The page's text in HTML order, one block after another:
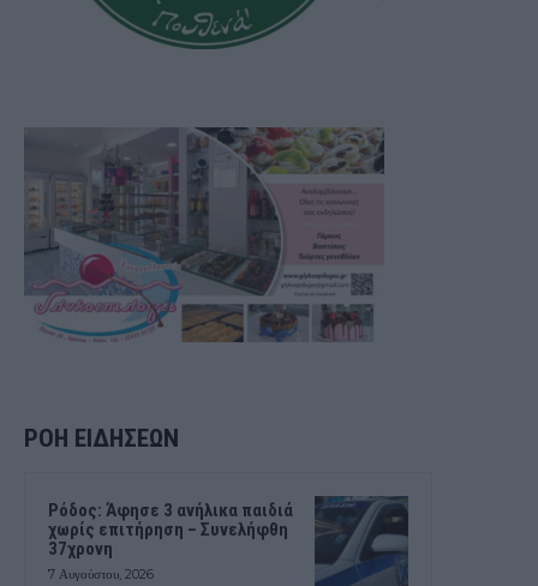
ΡΟΗ ΕΙΔΗΣΕΩΝ
Ρόδος: Άφησε 3 ανήλικα παιδιά
χωρίς επιτήρηση – Συνελήφθη
37χρονη
7 Αυγούστου, 2026